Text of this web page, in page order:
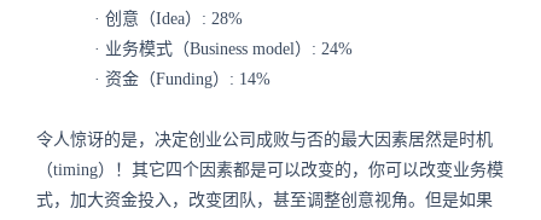
· 创意（Idea）: 28%
· 业务模式（Business model）: 24%
· 资金（Funding）: 14%
令人惊讶的是，决定创业公司成败与否的最大因素居然是时机
（timing）！其它四个因素都是可以改变的，你可以改变业务模
式，加大资金投入，改变团队，甚至调整创意视角。但是如果